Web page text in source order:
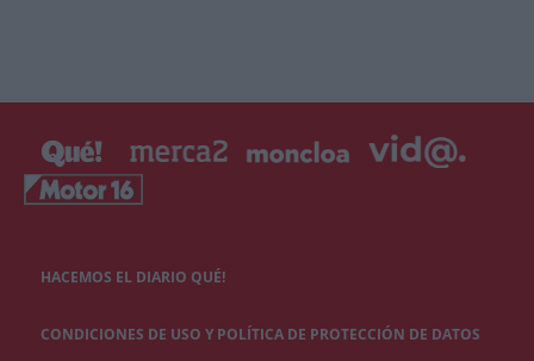
HACEMOS EL DIARIO QUÉ!
CONDICIONES DE USO Y POLÍTICA DE PROTECCIÓN DE DATOS